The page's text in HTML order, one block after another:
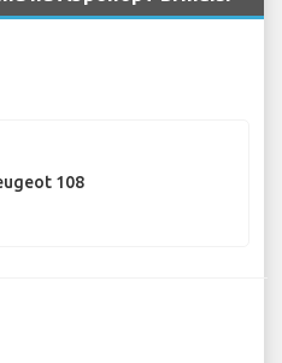
108